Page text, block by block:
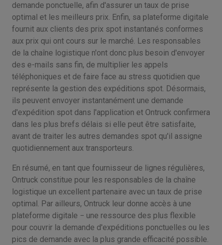
demande ponctuelle, afin d'assurer un taux de prise
optimal et les meilleurs prix. Enfin, sa plateforme digitale
fournit aux clients des prix spot instantanés conformes
aux prix qui ont cours sur le marché. Les responsables
de la chaîne logistique n'ont donc plus besoin d'envoyer
des e-mails sans fin, de multiplier les appels
téléphoniques et de faire face au stress quotidien que
représente la gestion des expéditions spot. Désormais,
ils peuvent envoyer instantanément une demande
d'expédition spot dans l'application et Ontruck confirmera
dans les plus brefs délais si elle peut être satisfaite,
avant de traiter les autres demandes spot qu'il assigne
quotidiennement aux transporteurs.
En résumé, en tant que fournisseur de lignes régulières,
Ontruck constitue pour les responsables de la chaîne
logistique un excellent partenaire avec un taux de prise
optimal. Par ailleurs, Ontruck leur donne accès à une
plateforme digitale − une ressource des plus flexible
pour couvrir la demande d'expéditions ponctuelles ou les
pics de demande avec la plus grande efficacité possible.